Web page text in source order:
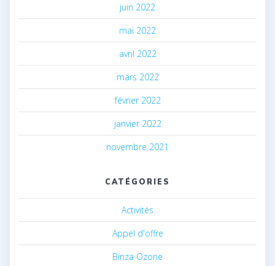
juin 2022
mai 2022
avril 2022
mars 2022
février 2022
janvier 2022
novembre 2021
CATÉGORIES
Activités
Appel d'offre
Binza Ozone